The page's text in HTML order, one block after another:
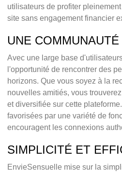
utilisateurs de profiter
site sans engagement financier
UNE
Avec une large base
l'opportunité de rencontrer des
horizons. Que vous soyez à la
nouvelles amitiés, vous
et diversifiée sur cette
favorisées par une variété de
encouragent les connexions
SIMPLICITÉ ET
EnvieSensuelle mise sur la